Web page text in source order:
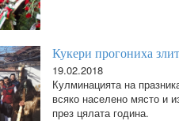
Кукери прогониха
19.02.2018
Кулминацията на
всяко населено място и
през цялата година.